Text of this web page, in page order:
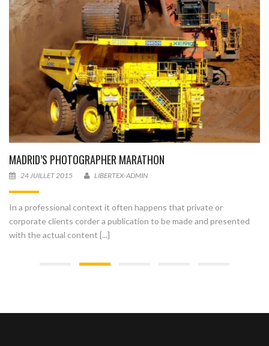
MADRID’S PHOTOGRAPHER MARATHON
24 JUILLET 2015 LIBERTEX-ADMIN
In a professional context it often happens that private or
corporate clients corder a publication to be made and presented
with the actual content [...]